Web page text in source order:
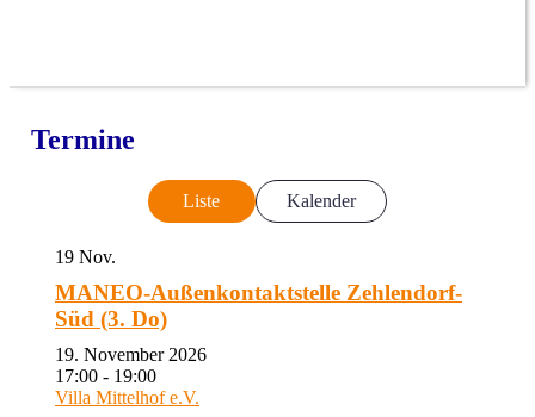
Termine
Liste Kalender
19 Nov.
MANEO-Außenkontaktstelle Zehlendorf-
Süd (3. Do)
19. November 2026
17:00 - 19:00
Villa Mittelhof e.V.